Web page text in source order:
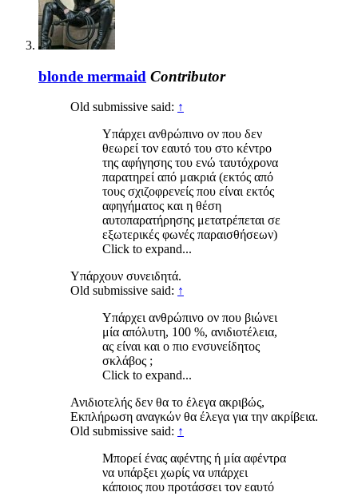
blonde mermaid Contributor
Old submissive said: ↑
Υπάρχει ανθρώπινο ον που δεν
θεωρεί τον εαυτό του στο κέντρο
της αφήγησης του ενώ ταυτόχρονα
παρατηρεί από μακριά (εκτός από
τους σχιζοφρενείς που είναι εκτός
αφηγήματος και η θέση
αυτοπαρατήρησης μετατρέπεται σε
εξωτερικές φωνές παραισθήσεων)
Click to expand...
Υπάρχουν συνειδητά.
Old submissive said: ↑
Υπάρχει ανθρώπινο ον που βιώνει
μία απόλυτη, 100 %, ανιδιοτέλεια,
ας είναι και ο πιο ενσυνείδητος
σκλάβος ;
Click to expand...
Ανιδιοτελής δεν θα το έλεγα ακριβώς,
Εκπλήρωση αναγκών θα έλεγα για την ακρίβεια.
Old submissive said: ↑
Μπορεί ένας αφέντης ή μία αφέντρα
να υπάρξει χωρίς να υπάρχει
κάποιος που προτάσσει τον εαυτό